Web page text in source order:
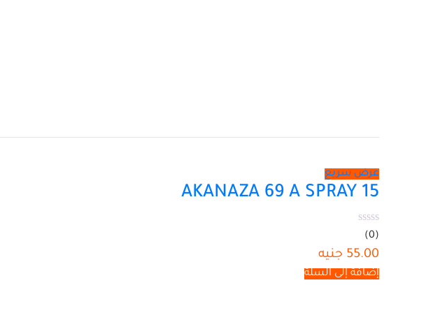
عرض سريع
AKANAZA 69 A SPRAY 15
(0)
55.00 جنيه
إضافة إلى السلة